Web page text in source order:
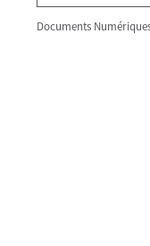
Documents